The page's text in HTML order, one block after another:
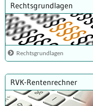
Rechtsgrundlagen
Rechtsgrundlagen
RVK-Rentenrechner